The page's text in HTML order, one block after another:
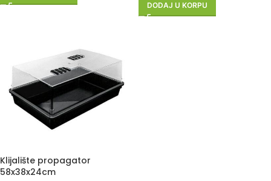
DODAJ U KORPU
Klijalište propagator
58x38x24cm